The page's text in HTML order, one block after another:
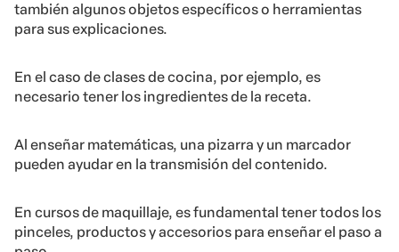
también algunos objetos específicos o herramientas
para sus explicaciones.
En el caso de clases de cocina, por ejemplo, es
necesario tener los ingredientes de la receta.
Al enseñar matemáticas, una pizarra y un marcador
pueden ayudar en la transmisión del contenido.
En cursos de maquillaje, es fundamental tener todos los
pinceles, productos y accesorios para enseñar el paso a